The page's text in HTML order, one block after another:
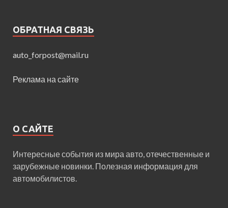
ОБРАТНАЯ СВЯЗЬ
auto_forpost@mail.ru
Реклама на сайте
О САЙТЕ
Интересные события из мира авто, отечественные и
зарубежные новинки. Полезная информация для
автомобилистов.